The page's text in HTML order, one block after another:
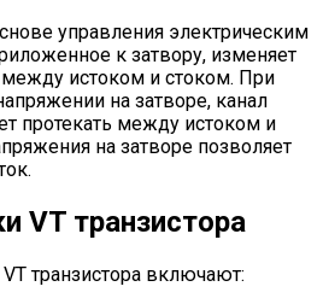
управления электрическим
к затвору, изменяет
истоком и стоком. При
на затворе, канал
протекать между истоком и
на затворе позволяет
VT транзистора
транзистора включают: